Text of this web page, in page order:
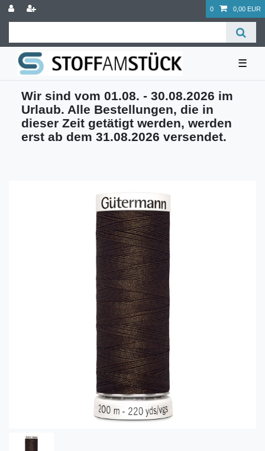
0 0,00 EUR
☰
Wir sind vom 01.08. - 30.08.2026 im
Urlaub. Alle Bestellungen, die in
dieser Zeit getätigt werden, werden
erst ab dem 31.08.2026 versendet.